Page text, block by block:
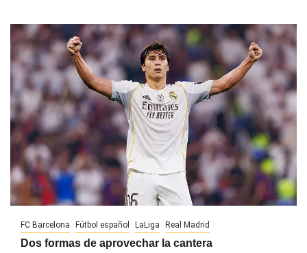
FC Barcelona Fútbol español LaLiga Real Madrid
Dos formas de aprovechar la cantera